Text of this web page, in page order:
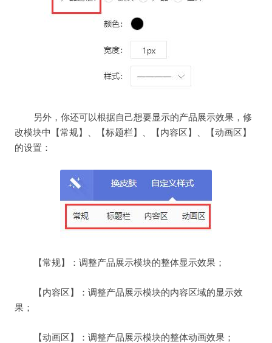
另外，你还可以根据自己想要显示的产品展示效果，修
改模块中【常规】、【标题栏】、【内容区】、【动画区】
的设置：
【常规】：调整产品展示模块的整体显示效果；
【内容区】：调整产品展示模块的内容区域的显示效
果；
【动画区】：调整产品展示模块的整体动画效果；